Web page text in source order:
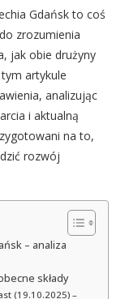
Gdańsk to coś
zrozumienia
jak obie drużyny
artykule
analizując
i aktualną
na to,
rozwój
– analiza
składy
(19.10.2025) –